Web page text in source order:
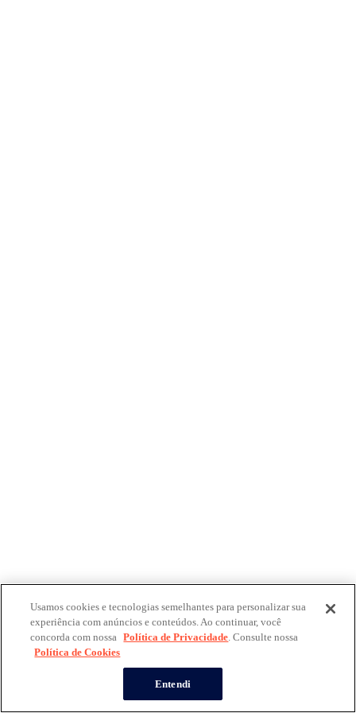
Usamos cookies e tecnologias semelhantes para personalizar sua
experiência com anúncios e conteúdos. Ao continuar, você
concorda com nossa Política de Privacidade. Consulte nossa
Política de Cookies
Entendi